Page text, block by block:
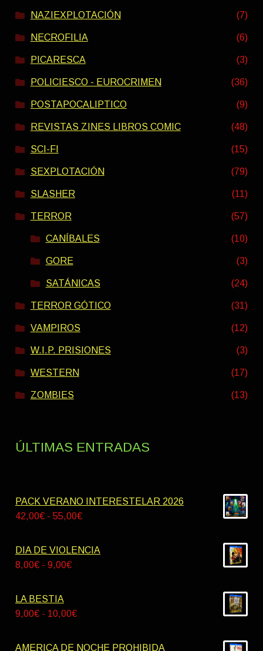
NAZIEXPLOTACIÓN (7)
NECROFILIA (6)
PICARESCA (3)
POLICIESCO - EUROCRIMEN (36)
POSTAPOCALIPTICO (9)
REVISTAS ZINES LIBROS COMIC (48)
SCI-FI (15)
SEXPLOTACIÓN (79)
SLASHER (11)
TERROR (57)
CANÍBALES (10)
GORE (3)
SATÁNICAS (24)
TERROR GÓTICO (31)
VAMPIROS (12)
W.I.P. PRISIONES (3)
WESTERN (17)
ZOMBIES (13)
ÚLTIMAS ENTRADAS
PACK VERANO INTERESTELAR 2026
42,00€ - 55,00€Rango
precios:
DIA DE VIOLENCIA
8,00€ - 9,00€Rango
desde
LA BESTIA
9,00€ - 10,00€Rango
precios:
AMERICA DE NOCHE PROHIBIDA